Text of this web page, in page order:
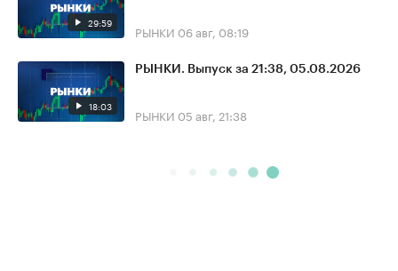
29:59 РЫНКИ 06 авг, 08:19
18:03
РЫНКИ. Выпуск за 21:38, 05.08.2026
РЫНКИ 05 авг, 21:38